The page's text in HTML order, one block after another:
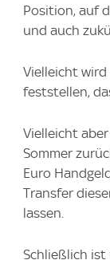
Position, auf
und auch
Vielleicht
feststellen,
Vielleicht
Sommer
Euro
Transfer
lassen.
Schließlich ist